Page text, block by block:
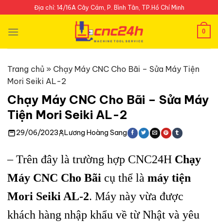
to
content
Địa chỉ: 14/16A Cây Cám, P. Bình Tân, TP.Hồ Chí Minh
0
Trang chủ » Chạy Máy CNC Cho Bãi – Sửa Máy Tiện
Mori Seiki AL-2
Chạy Máy CNC Cho Bãi – Sửa Máy
Tiện Mori Seiki AL-2
29/06/2023 Lương Hoàng Sang
– Trên đây là trường hợp CNC24H Chạy
Máy CNC Cho Bãi cụ thể là máy tiện
Mori Seiki AL-2. Máy này vừa được
khách hàng nhập khẩu về từ Nhật và yêu